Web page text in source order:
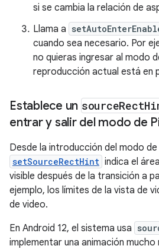
si se cambia la relación de
Llama a
cuando sea necesario. Por
no quieras ingresar al modo
reproducción actual está en
Establece un sourceRect
entrar y salir del modo de
Desde la introducción del modo de
setSourceRectHint indica el
visible después de la transición a
ejemplo, los límites de la vista de
de video.
En Android 12, el sistema usa
implementar una animación mucho